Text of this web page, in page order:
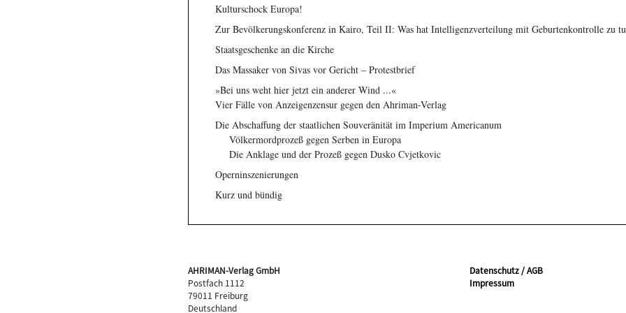
Kulturschock Europa!
Zur Bevölkerungskonferenz in Kairo, Teil II: Was hat Intelligenzverteilung mit Geburtenkontrolle zu
Staatsgeschenke an die Kirche
Das Massaker von Sivas vor Gericht – Protestbrief
»Bei uns weht hier jetzt ein anderer Wind ...«
Vier Fälle von Anzeigenzensur gegen den Ahriman-Verlag
Die Abschaffung der staatlichen Souveränität im Imperium Americanum
Völkermordprozeß gegen Serben in Europa
Die Anklage und der Prozeß gegen Dusko Cvjetkovic
Operninszenierungen
Kurz und bündig
AHRIMAN-Verlag GmbH
Postfach 1112
79011 Freiburg
Deutschland
Datenschutz / AGB
Impressum